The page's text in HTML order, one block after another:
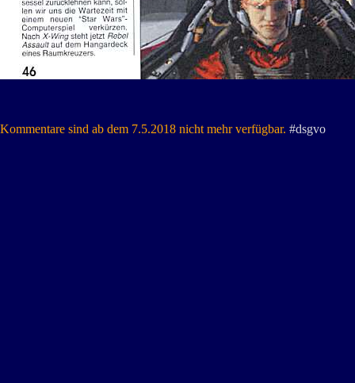
Kommentare sind ab dem 7.5.2018 nicht mehr verfügbar. #dsgvo